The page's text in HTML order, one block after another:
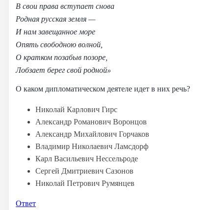
В свои права вступает снова
Родная русская земля —
И нам завещанное море
Опять свободною волной,
О кратком позабыв позоре,
Лобзает берег свой родной»
О каком дипломатическом деятеле идет в них речь?
Николай Карлович Гирс
Александр Романович Воронцов
Александр Михайлович Горчаков
Владимир Николаевич Ламсдорф
Карл Васильевич Нессельроде
Сергей Дмитриевич Сазонов
Николай Петрович Румянцев
Ответ